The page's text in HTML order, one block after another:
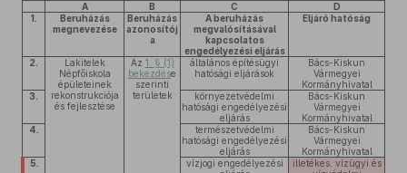
A B C
D
1.
Beruházás
megnevezése
Beruházás
azonosítój
a
A beruházás
megvalósításával
kapcsolatos
engedélyezési eljárás
Eljáró hatóság
2.
Lakitelek
Népfőiskola
épületeinek
rekonstrukciója
és fejlesztése
Az 1. § (1)
bekezdése
szerinti
területek
általános építésügyi
hatósági eljárások
Bács-Kiskun
Vármegyei
Kormányhivatal
3.
környezetvédelmi
hatósági engedélyezési
eljárás
Bács-Kiskun
Vármegyei
Kormányhivatal
4.
természetvédelmi
hatósági engedélyezési
eljárás
Bács-Kiskun
Vármegyei
Kormányhivatal
5.
vízjogi engedélyezési
illetékes, vízügyi és